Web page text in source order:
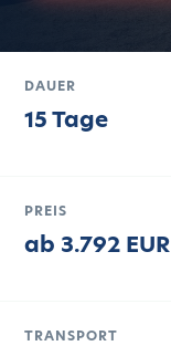
DAUER
15 Tage
PREIS
ab 3.792 EUR
TRANSPORT